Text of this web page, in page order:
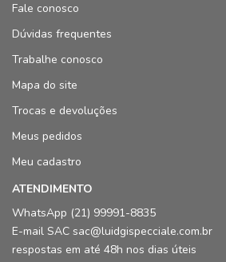
Fale conosco
Dúvidas frequentes
Trabalhe conosco
Mapa do site
Trocas e devoluções
Meus pedidos
Meu cadastro
ATENDIMENTO
WhatsApp (21) 99991-8835
E-mail SAC sac@luidgispecciale.com.br
respostas em até 48h nos dias úteis